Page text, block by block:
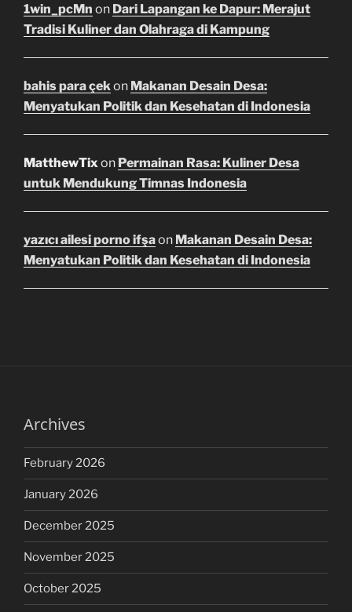
1win_pcMn on Dari Lapangan ke Dapur: Merajut
Tradisi Kuliner dan Olahraga di Kampung
bahis para çekon Makanan Desain Desa:
Menyatukan Politik dan Kesehatan di Indonesia
MatthewTixon Permainan Rasa: Kuliner Desa
untuk Mendukung Timnas Indonesia
yazıcı ailesi porno ifşaon Makanan Desain Desa:
Menyatukan Politik dan Kesehatan di Indonesia
Archives
February 2026
January 2026
December 2025
November 2025
October 2025